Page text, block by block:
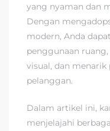
yang nyaman dan
Dengan
modern, Anda
penggunaan
visual, dan
pelanggan.
Dalam artikel ini,
menjelajahi